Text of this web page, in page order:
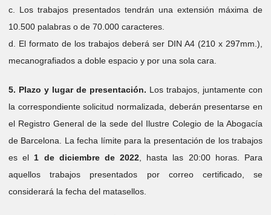
c. Los trabajos presentados tendrán una extensión máxima de
10.500 palabras o de 70.000 caracteres.
d. El formato de los trabajos deberá ser DIN A4 (210 x 297mm.),
mecanografiados a doble espacio y por una sola cara.
5. Plazo y lugar de presentación. Los trabajos, juntamente con
la correspondiente solicitud normalizada, deberán presentarse en
el Registro General de la sede del Ilustre Colegio de la Abogacía
de Barcelona. La fecha límite para la presentación de los trabajos
es el 1 de diciembre de2022 , hasta las 20:00 horas. Para
aquellos trabajos presentados por correo certificado, se
considerará la fecha del matasellos.